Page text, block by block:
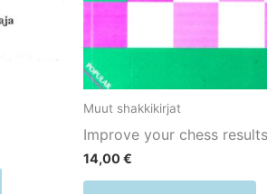
Muut shakkikirjat
Improve your chess results
14,00€